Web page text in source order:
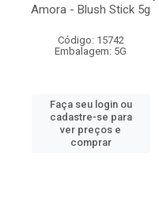
Amora - Blush Stick 5g
Código: 15742
Embalagem: 5G
Faça seu login ou
cadastre-se para
ver preços e
comprar